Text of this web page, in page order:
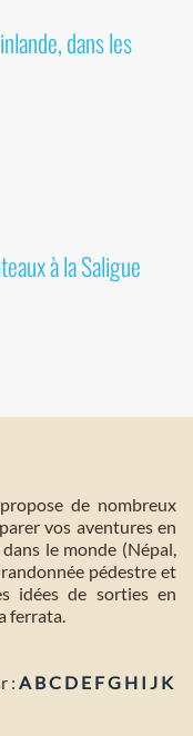
dans les
à la Saligue
de nombreux
vos aventures en
le monde (Népal,
pédestre et
idées de sorties en
ferrata.
: A BC D E FG H I J K